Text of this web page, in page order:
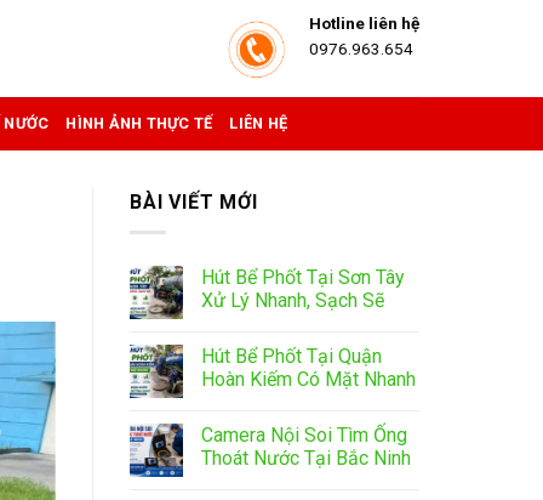
Hotline liên hệ
0976.963.654
NƯỚC HÌNH ẢNH THỰC TẾ LIÊN HỆ
BÀI VIẾT MỚI
Hút Bể Phốt Tại Sơn Tây
Xử Lý Nhanh, Sạch Sẽ
Hút Bể Phốt Tại Quận
Hoàn Kiếm Có Mặt Nhanh
Camera Nội Soi Tìm Ống
Thoát Nước Tại Bắc Ninh